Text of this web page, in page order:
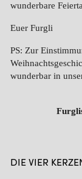
wunderbare
Euer Furgli
PS: Zur
wunderbar in
DIE VIER